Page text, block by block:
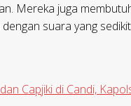
Mereka juga
suara yang
Capjiki di Candi,